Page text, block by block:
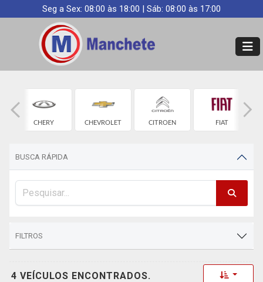
Seg a Sex: 08:00 às 18:00 | Sáb: 08:00 às 17:00
CHERY CHEVROLET CITROEN FIAT
BUSCA RÁPIDA
FILTROS
4 VEÍCULOS ENCONTRADOS. Toggle